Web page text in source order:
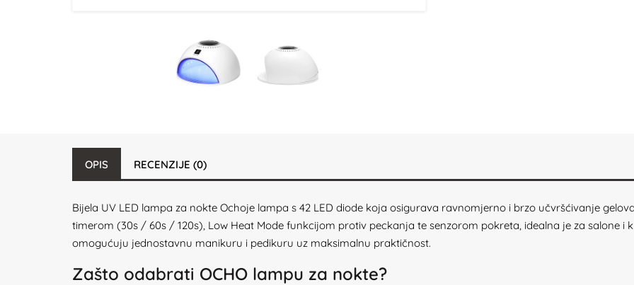
OPIS RECENZIJE (0)
Bijela UV LED lampa za nokte Ochoje lampa s 42 LED diode koja osigurava ravnomjerno i brzo učvršćivanje
timerom (30s / 60s / 120s), Low Heat Mode funkcijom protiv peckanja te senzorom pokreta, idealna je za salone i
omogućuju jednostavnu manikuru i pedikuru uz maksimalnu praktičnost.
Zašto odabrati OCHO lampu za nokte?